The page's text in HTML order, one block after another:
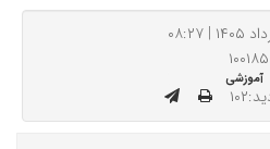
آموزشی